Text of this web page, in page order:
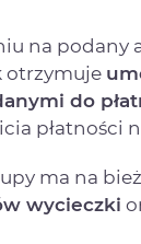
na podany
otrzymuje
do
płatności
ma na
wycieczki